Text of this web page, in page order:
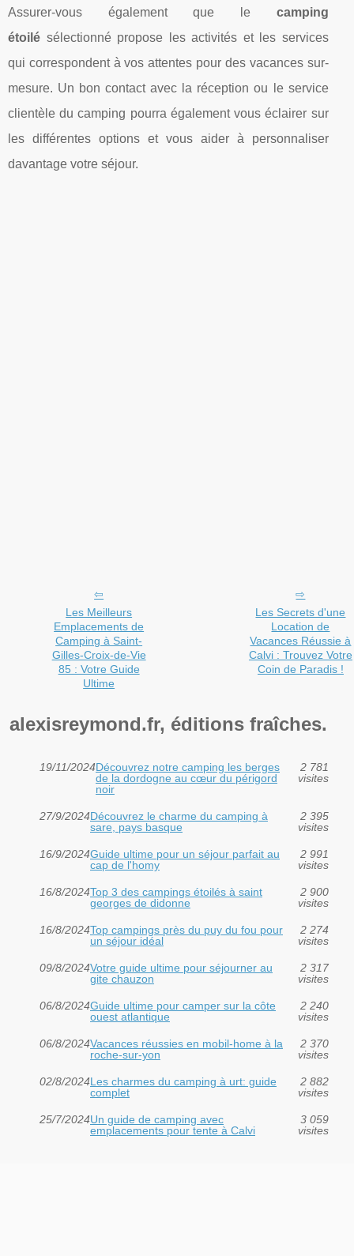
Assurer-vous également que le camping
étoilé sélectionné propose les activités et les services
qui correspondent à vos attentes pour des vacances sur-
mesure. Un bon contact avec la réception ou le service
clientèle du camping pourra également vous éclairer sur
les différentes options et vous aider à personnaliser
davantage votre séjour.
Les Meilleurs
Emplacements de
Camping à Saint-
Gilles-Croix-de-Vie
85 : Votre Guide
Ultime
Les Secrets d'une
Location de
Vacances Réussie à
Calvi : Trouvez Votre
Coin de Paradis !
alexisreymond.fr, éditions fraîches.
19/11/2024Découvrez notre camping les berges
de la dordogne au cœur du périgord
noir
2 781
visites
27/9/2024Découvrez le charme du camping à
sare, pays basque
2 395
visites
16/9/2024Guide ultime pour un séjour parfait au
cap de l'homy
2 991
visites
16/8/2024Top 3 des campings étoilés à saint
georges de didonne
2 900
visites
16/8/2024Top campings près du puy du fou pour
un séjour idéal
2 274
visites
09/8/2024Votre guide ultime pour séjourner au
gite chauzon
2 317
visites
06/8/2024Guide ultime pour camper sur la côte
ouest atlantique
2 240
visites
06/8/2024Vacances réussies en mobil-home à la
roche-sur-yon
2 370
visites
02/8/2024Les charmes du camping à urt: guide
complet
2 882
visites
25/7/2024Un guide de camping avec
emplacements pour tente à Calvi
3 059
visites